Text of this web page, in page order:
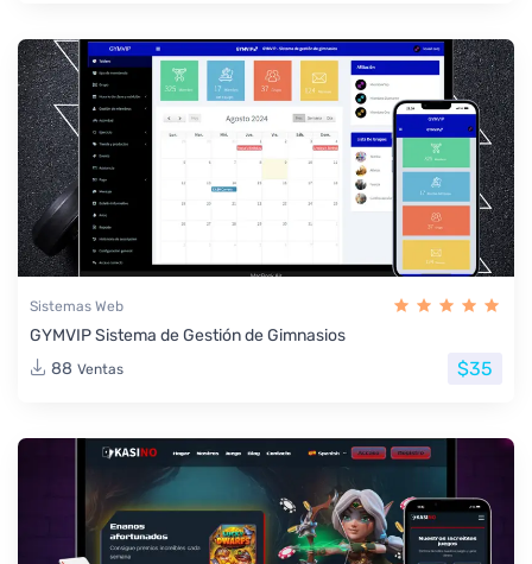
Sistemas Web
GYMVIP Sistema de Gestión de Gimnasios
88 Ventas $35